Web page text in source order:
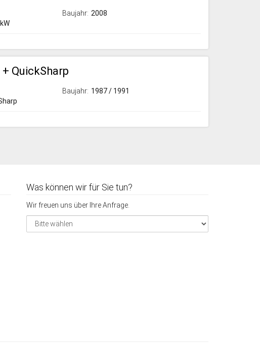
Baujahr: 2008
QuickSharp
Baujahr: 1987 / 1991
Was können wir für Sie tun?
Wir freuen uns über Ihre Anfrage.